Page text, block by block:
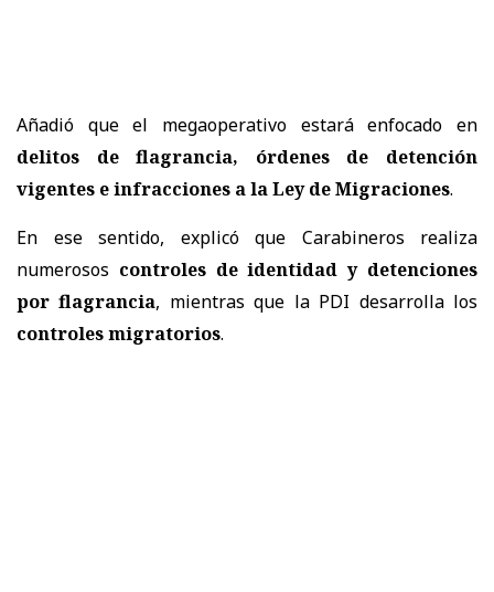
Añadió que el megaoperativo estará enfocado en
delitos de flagrancia, órdenes de detención
vigentes e infracciones a la Ley de Migraciones.
En ese sentido, explicó que Carabineros realiza
numerosos controles de identidad y detenciones
por flagrancia, mientras que la PDI desarrolla los
controles migratorios.